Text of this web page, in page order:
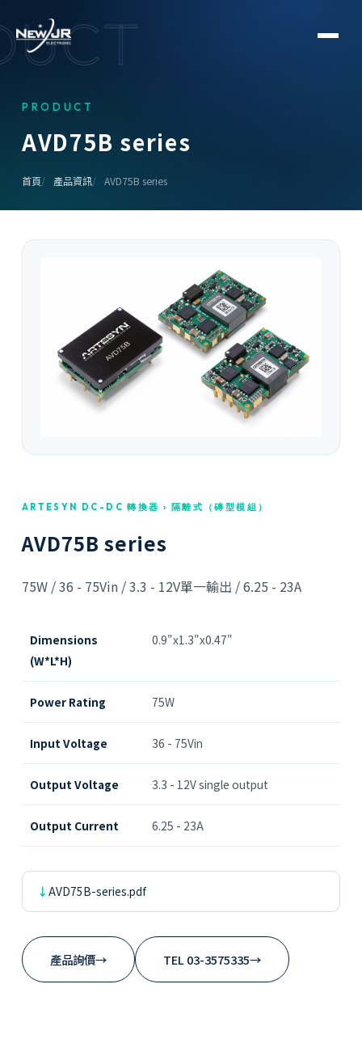
PRODUCT
AVD75B series
首頁 產品資訊 AVD75B series
ARTESYN DC-DC 轉換器 › 隔離式（磚型模組）
AVD75B series
75W / 36 - 75Vin / 3.3 - 12V單一輸出 / 6.25 - 23A
Dimensions
(W*L*H)
0.9"x1.3"x0.47"
Power Rating 75W
Input Voltage 36 - 75Vin
Output Voltage 3.3 - 12V single output
Output Current 6.25 - 23A
AVD75B-series.pdf
產品詢價→ TEL 03-3575335→